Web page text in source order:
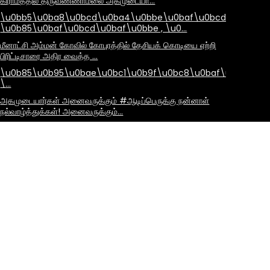
\u0bb5\u0ba8\u0bcd\u0ba4\u0bbe\u0baf\u0bcd
\u0b85\u0baf\u0bcd\u0baf\u0bbe , \u0…
மீனாட்சி அம்மன் கோவில் கோபுரத்தில் தேசியக் கொடியை ஏற்றி
பிரிட்டிசாரை அதிர வைத்த …
\…
அகமுடையார்கள் அனைவருக்கும் #ஆடிப்பெருக்கு நன்னாள்
நல்வாழ்த்துக்கள்! அனைவருக்கும்…